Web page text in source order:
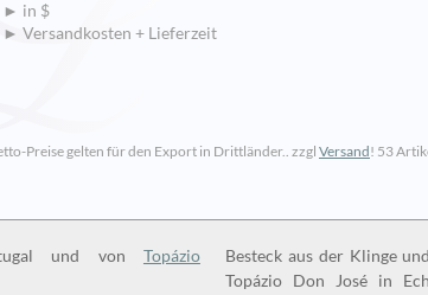
► in $
► Versandkosten + Lieferzeit
Preise gelten für den Export in Drittländer.. zzgl Versand! 53
und von Topázio
Besteck aus der Klinge
Topázio Don José in